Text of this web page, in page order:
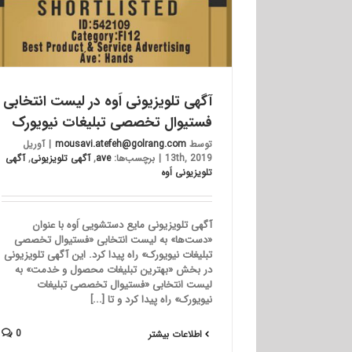
آگهی تلویزیونی اَوه در لیست انتخابی
فستیوال تخصصی تبلیغات نیویورک
توسط mousavi.atefeh@golrang.com
| آوریل
13th, 2019
| برچسب‌ها:ave
,آگهی تلویزیونی,آگهی
تلویزیونی اَوه
آگهی تلویزیونی مایع دستشویی اَوه با عنوان
«دست‌ها» به لیست انتخابی «فستیوال تخصصی
تبلیغات نیویورک» راه پیدا کرد. این آگهی تلویزیونی
در بخش «بهترین تبلیغات محصول و خدمت»‌ به
لیست انتخابی «فستیوال تخصصی تبلیغات
نیویورک» راه پیدا کرد و تا [...]
اطلاعات بیشتر 0